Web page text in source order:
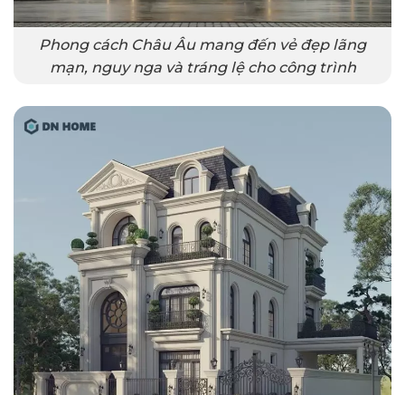
Phong cách Châu Âu mang đến vẻ đẹp lãng
mạn, nguy nga và tráng lệ cho công trình